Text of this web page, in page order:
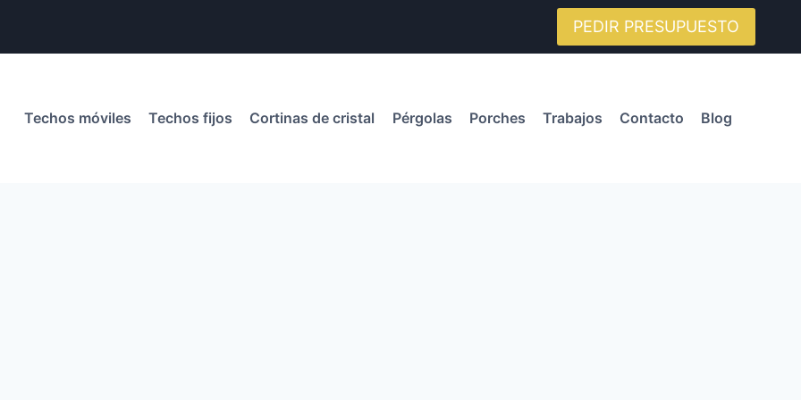
PEDIR PRESUPUESTO
Techos móviles Techos fijos Cortinas de cristal Pérgolas Porches Trabajos Contacto Blog